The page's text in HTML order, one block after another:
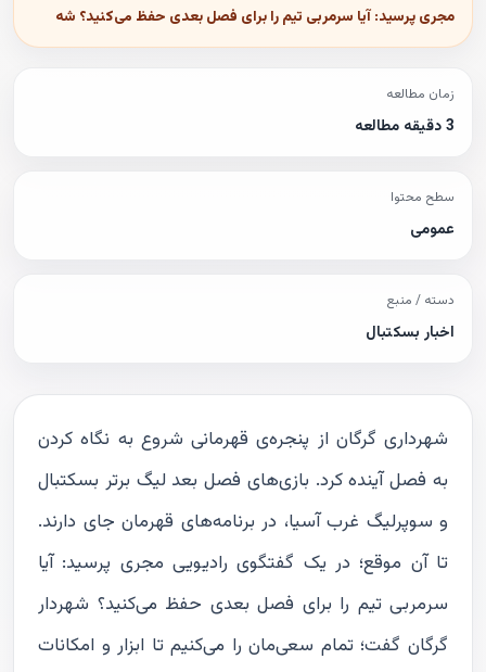
مجری پرسید: آیا سرمربی تیم را برای فصل بعدی حفظ می‌کنید؟ شه
زمان مطالعه
3 دقیقه مطالعه
سطح محتوا
عمومی
دسته / منبع
اخبار بسکتبال
شهرداری گرگان از پنجره‌ی قهرمانی شروع به نگاه کردن
به فصل آینده کرد. بازی‌های فصل بعد لیگ برتر بسکتبال
و سوپرلیگ غرب آسیا، در برنامه‌های قهرمان جای دارند.
تا آن موقع؛ در یک گفتگوی رادیویی مجری پرسید: آیا
سرمربی تیم را برای فصل بعدی حفظ می‌کنید؟ شهردار
گرگان گفت؛ تمام سعی‌مان را می‌کنیم تا ابزار و امکانات